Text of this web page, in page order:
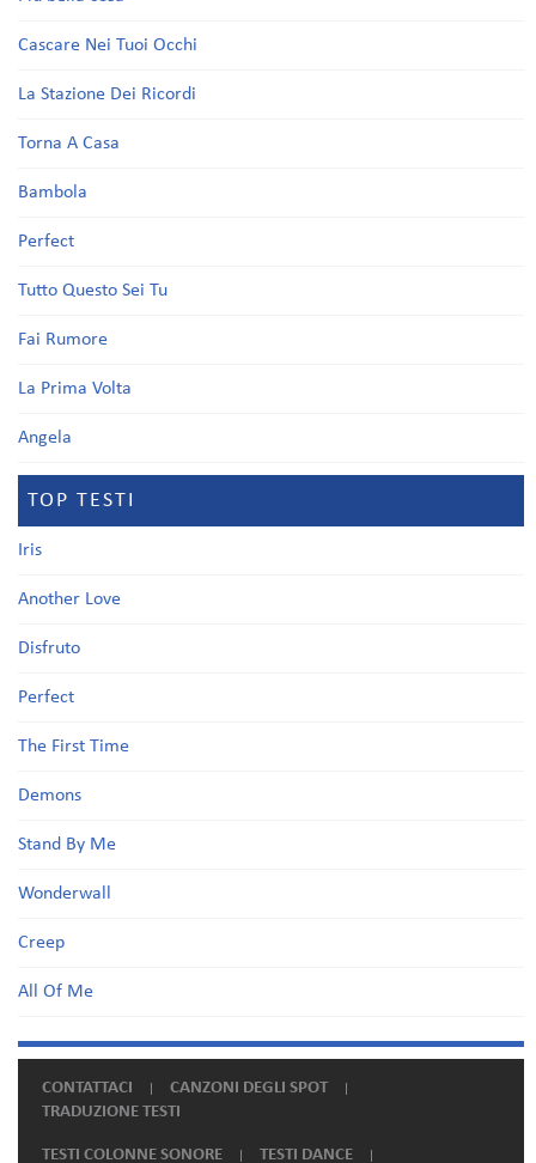
Cascare Nei Tuoi Occhi
La Stazione Dei Ricordi
Torna A Casa
Bambola
Perfect
Tutto Questo Sei Tu
Fai Rumore
La Prima Volta
Angela
TOP TESTI
Iris
Another Love
Disfruto
Perfect
The First Time
Demons
Stand By Me
Wonderwall
Creep
All Of Me
CONTATTACI
CANZONI DEGLI SPOT
TRADUZIONE TESTI
TESTI COLONNE SONORE TESTI DANCE